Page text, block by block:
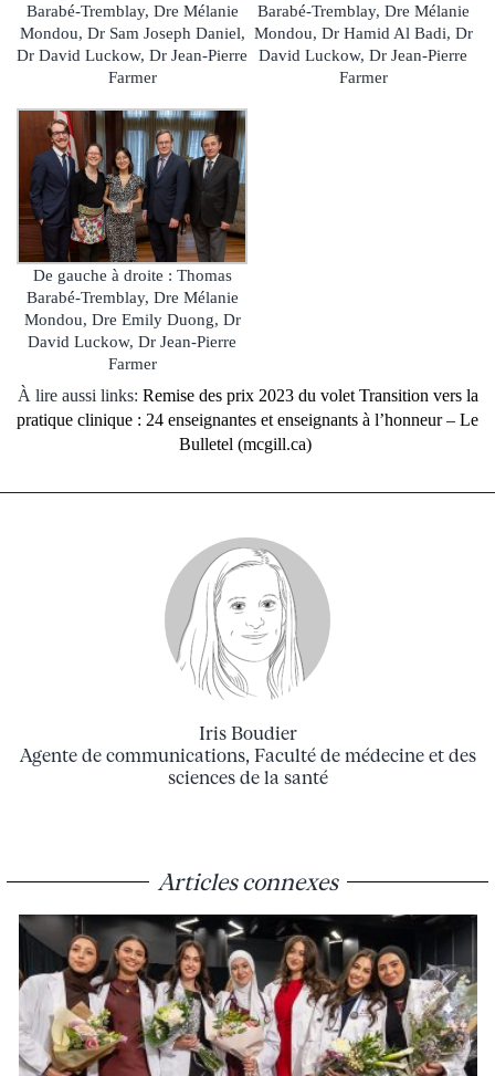
Barabé-Tremblay, Dre Mélanie
Mondou, Dr Sam Joseph Daniel,
Dr David Luckow, Dr Jean-Pierre
Farmer
Barabé-Tremblay, Dre Mélanie
Mondou, Dr Hamid Al Badi, Dr
David Luckow, Dr Jean-Pierre
Farmer
De gauche à droite : Thomas
Barabé-Tremblay, Dre Mélanie
Mondou, Dre Emily Duong, Dr
David Luckow, Dr Jean-Pierre
Farmer
À lire aussi links: Remise des prix 2023 du volet Transition vers la
pratique clinique : 24 enseignantes et enseignants à l’honneur – Le
Bulletel (mcgill.ca)
Iris Boudier
Agente de communications, Faculté de médecine et des
sciences de la santé
Articles connexes